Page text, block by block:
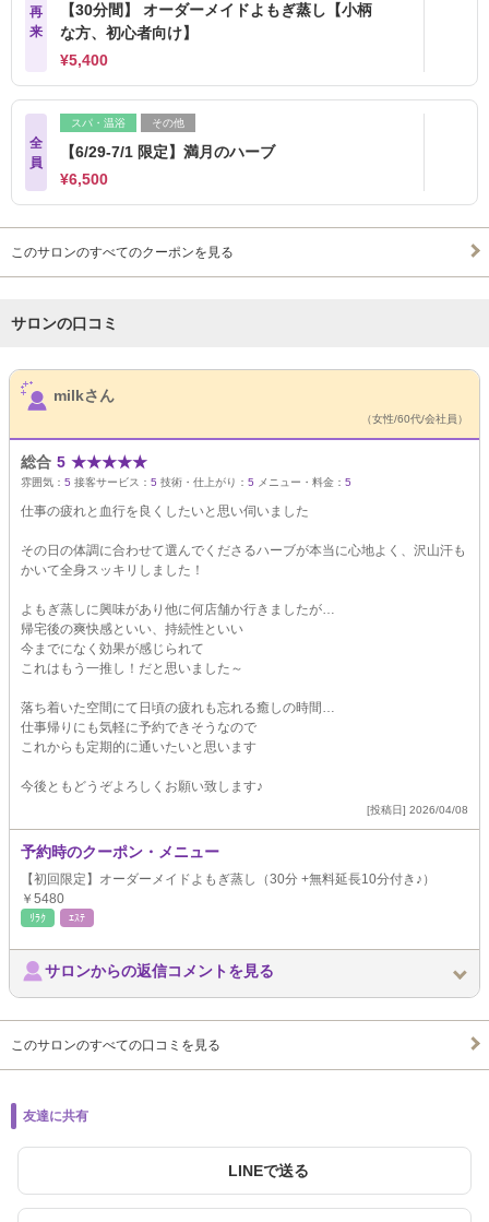
再
来
【30分間】 オーダーメイドよもぎ蒸し【小柄
な方、初心者向け】
¥5,400
全
員
スパ・温浴 その他
【6/29-7/1 限定】満月のハーブ
¥6,500
このサロンのすべてのクーポンを見る
サロンの口コミ
サロンPick Up
milkさん
（女性/60代/会社員）
総合 5 ★★★★★
雰囲気： 5 接客サービス： 5 技術・仕上がり： 5 メニュー・料金： 5
仕事の疲れと血行を良くしたいと思い伺いました
その日の体調に合わせて選んでくださるハーブが本当に心地よく、沢山汗も
かいて全身スッキリしました！
よもぎ蒸しに興味があり他に何店舗か行きましたが…
帰宅後の爽快感といい、持続性といい
今までになく効果が感じられて
これはもう一推し！だと思いました～
落ち着いた空間にて日頃の疲れも忘れる癒しの時間…
仕事帰りにも気軽に予約できそうなので
これからも定期的に通いたいと思います
今後ともどうぞよろしくお願い致します♪
[投稿日] 2026/04/08
予約時のクーポン・メニュー
【初回限定】オーダーメイドよもぎ蒸し（30分 +無料延長10分付き♪）
￥5480
ﾘﾗｸ ｴｽﾃ
サロンからの返信コメントを見る
このサロンのすべての口コミを見る
友達に共有
LINEで送る